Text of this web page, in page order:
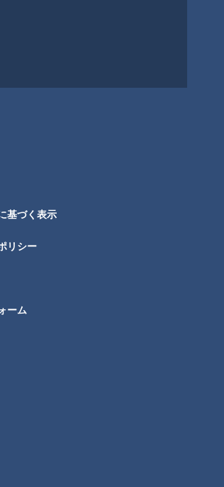
基づく表示
リシー
ーム